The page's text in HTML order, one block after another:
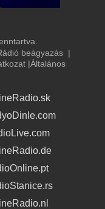
beágyazás |
|Általános